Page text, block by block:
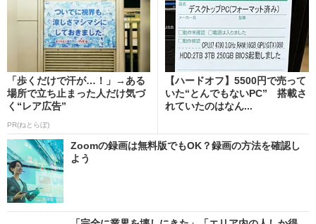
「歩くだけで汗が…！」→ある
場所で立ち止まった人だけ気づ
く“レア広告”
PR(ねとらぼ)
【ハードオフ】5500円で売って
いた“とんでもないPC” 搭載さ
れていたのはなん...
Zoomの録画は無料版でもOK？録画の方法を確認し
よう